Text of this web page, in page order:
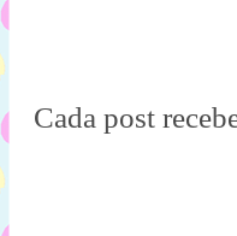
Cada post